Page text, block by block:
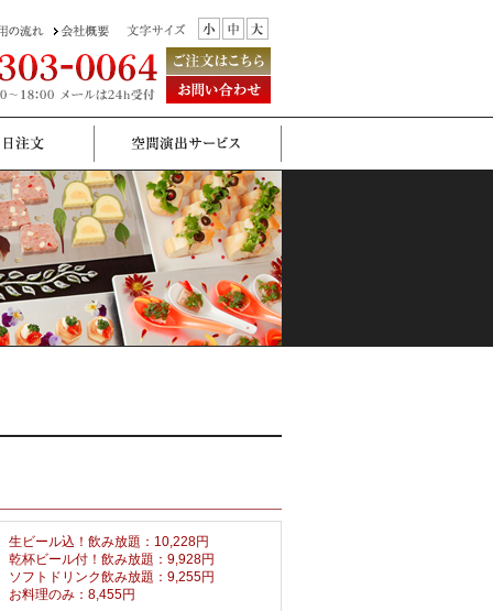
生ビール込！飲み放題：10,228円
乾杯ビール付！飲み放題：9,928円
ソフトドリンク飲み放題：9,255円
お料理のみ：8,455円